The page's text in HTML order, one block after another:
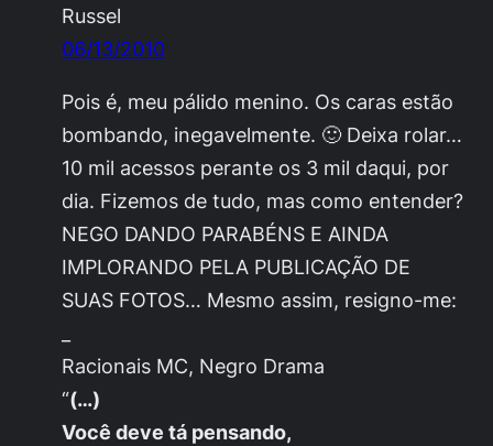
Russel
06/13/2010
Pois é, meu pálido menino. Os caras estão
bombando, inegavelmente. 🙂 Deixa rolar…
10 mil acessos perante os 3 mil daqui, por
dia. Fizemos de tudo, mas como entender?
NEGO DANDO PARABÉNS E AINDA
IMPLORANDO PELA PUBLICAÇÃO DE
SUAS FOTOS… Mesmo assim, resigno-me:
Racionais MC, Negro Drama
“(…)
Você deve tá pensando,